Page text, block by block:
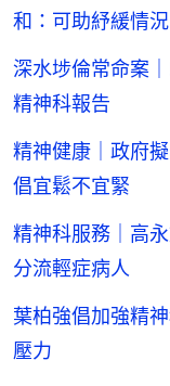
和：可助紓緩情況
深水埗倫常命案
精神科報告
精神健康｜政府
倡宜鬆不宜緊
精神科服務｜高
分流輕症病人
葉柏強倡加強精
壓力